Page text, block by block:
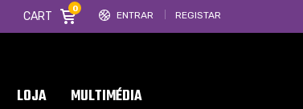
ENTRAR REGISTAR
CART
0
LOJA MULTIMÉDIA